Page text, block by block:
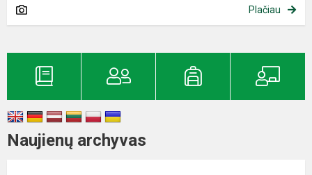
Plačiau
Naujienų archyvas